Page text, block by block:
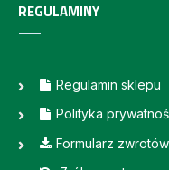
REGULAMINY
Regulamin sklepu
Polityka
Formularz zwrotów